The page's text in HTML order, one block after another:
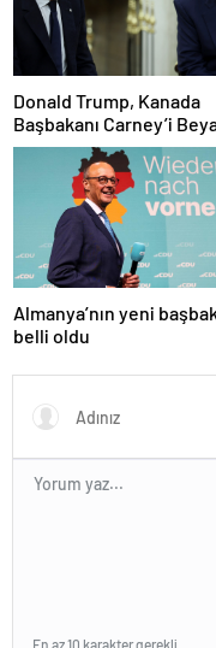
Donald Trump, Kanada
Başbakanı Carney’i
ağırladı
Almanya’nın yeni
belli oldu
En az 10 karakter gerekli